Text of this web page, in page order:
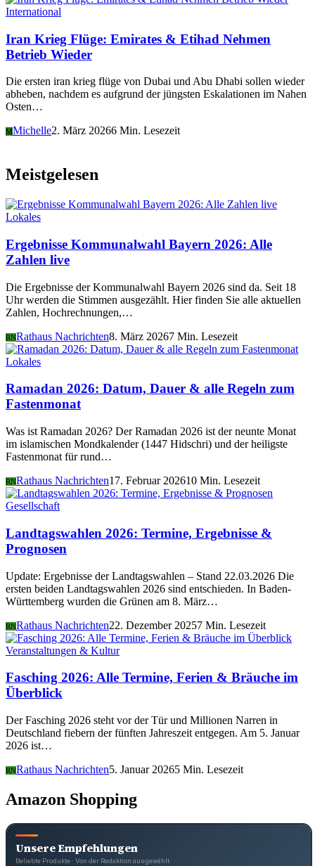
International
Iran Krieg Flüge: Emirates & Etihad Nehmen
Betrieb Wieder
Die ersten iran krieg flüge von Dubai und Abu Dhabi sollen wieder
abheben, nachdem es aufgrund der jüngsten Eskalationen im Nahen
Osten…
MMichelle2. März 20266 Min. Lesezeit
Meistgelesen
Lokales
Ergebnisse Kommunalwahl Bayern 2026: Alle
Zahlen live
Die Ergebnisse der Kommunalwahl Bayern 2026 sind da. Seit 18
Uhr werden die Stimmen ausgezählt. Hier finden Sie alle aktuellen
Zahlen, Hochrechnungen,…
RNRathaus Nachrichten8. März 20267 Min. Lesezeit
Lokales
Ramadan 2026: Datum, Dauer & alle Regeln zum
Fastenmonat
Was ist Ramadan 2026? Der Ramadan 2026 ist der neunte Monat
im islamischen Mondkalender (1447 Hidschri) und der heiligste
Fastenmonat für rund…
RNRathaus Nachrichten17. Februar 202610 Min. Lesezeit
Gesellschaft
Landtagswahlen 2026: Termine, Ergebnisse &
Prognosen
Update: Ergebnisse der Landtagswahlen – Stand 22.03.2026 Die
ersten beiden Landtagswahlen 2026 sind entschieden. In Baden-
Württemberg wurden die Grünen am 8. März…
RNRathaus Nachrichten22. Dezember 20257 Min. Lesezeit
Veranstaltungen & Kultur
Fasching 2026: Alle Termine, Ferien & Bräuche im
Überblick
Der Fasching 2026 steht vor der Tür und Millionen Narren in
Deutschland fiebern der fünften Jahreszeit entgegen. Am 5. Januar
2026 ist…
RNRathaus Nachrichten5. Januar 20265 Min. Lesezeit
Amazon Shopping
Unsere Empfehlungen
Beliebte Produkte · Von der Redaktion ausgewählt